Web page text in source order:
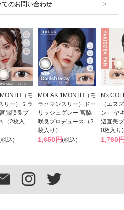
てのお問い合わせ
（モ
リー）ミラ
脇咲良プ
（2枚入
税込)
MOLAK 1MONTH（モ
ラクマンスリー）ドー
リッシュグレー 宮脇
咲良プロデュース（2
枚入り）
1,650円(税込)
N's
（エヌ
ン） ヤ
辺直美
0枚入り)
1,760